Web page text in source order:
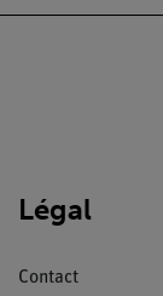
Légal
Contact